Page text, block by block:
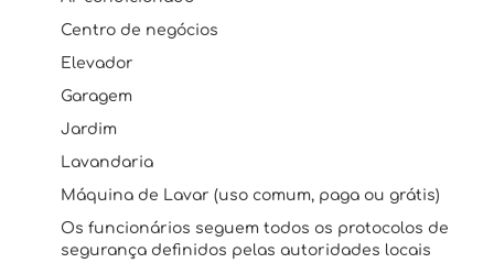
Centro de negócios
Elevador
Garagem
Jardim
Lavandaria
Máquina de Lavar (uso comum, paga ou grátis)
Os funcionários seguem todos os protocolos de
segurança definidos pelas autoridades locais